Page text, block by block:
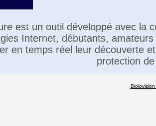
est un outil développé avec la
Internet, débutants,
en temps réel leur découverte
protection
Biolovision